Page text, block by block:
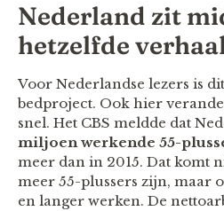
Nederland zit
hetzelfde
Voor Nederlandse lezers is
bedproject. Ook hier
snel. Het CBS meldde dat
miljoen werkende 55-
meer dan in 2015. Dat komt
meer 55-plussers zijn, maar
en langer werken. De